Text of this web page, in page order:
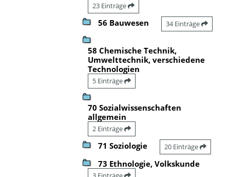
23 Einträge
56 Bauwesen 34 Einträge
58 Chemische Technik,
Umwelttechnik, verschiedene
Technologien
5 Einträge
70 Sozialwissenschaften
allgemein
2 Einträge
71 Soziologie 20 Einträge
73 Ethnologie, Volkskunde